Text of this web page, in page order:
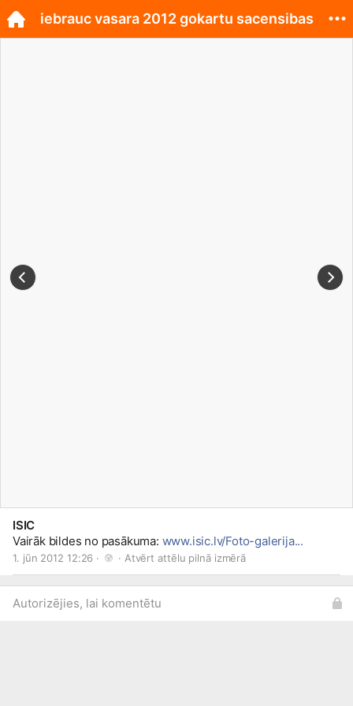
ISIC
Vairāk bildes no pasākuma: www.isic.lv/Foto-galerija...
1. jūn 2012 12:26 · · Atvērt attēlu pilnā izmērā
Autorizējies, lai komentētu
iebrauc vasara 2012 gokartu sacensibas